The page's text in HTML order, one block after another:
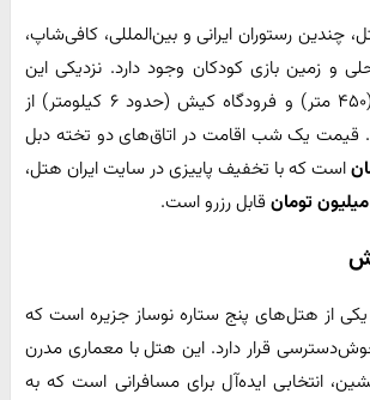
رستوران ایرانی و بین‌المللی، کافی‌شاپ،
و زمین بازی کودکان وجود دارد. نزدیکی این
هتل به بازار زیتون (۴۵۰ متر) و فرودگاه کیش (حدود ۶ کیلومتر) از
قیمت یک شب اقامت در اتاق‌های دو تخته دبل
است که با تخفیف پاییزی در سایت ایران هتل،
قابل رزرو است.
از هتل‌های پنج ستاره نوساز جزیره است که
قرار دارد. این هتل با معماری مدرن
انتخابی ایده‌آل برای مسافرانی است که به